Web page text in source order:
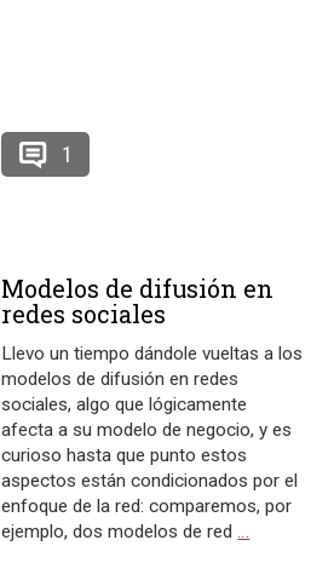
1
Modelos de difusión en
redes sociales
Llevo un tiempo dándole vueltas a los
modelos de difusión en redes
sociales, algo que lógicamente
afecta a su modelo de negocio, y es
curioso hasta que punto estos
aspectos están condicionados por el
enfoque de la red: comparemos, por
ejemplo, dos modelos de red…